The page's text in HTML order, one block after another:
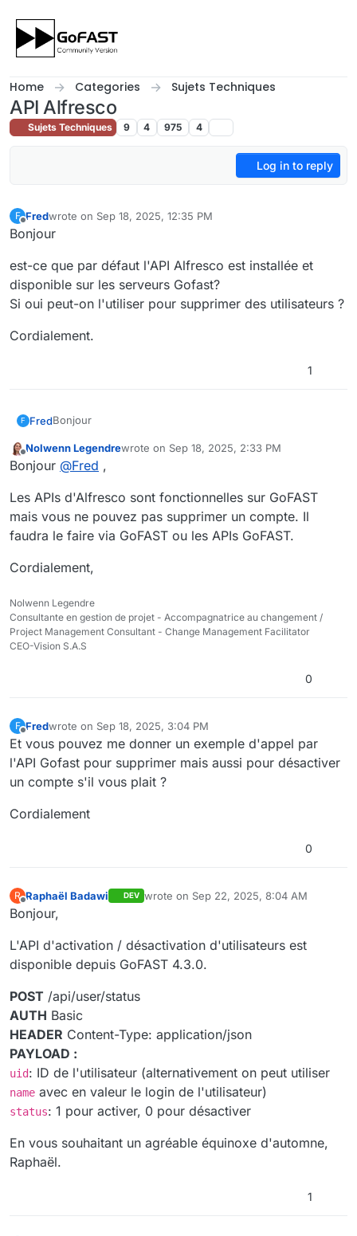
Home Categories Sujets Techniques
API Alfresco
Sujets Techniques 9 4 975 4
Log in to reply
F
Offline
Fredwrote on Sep 18, 2025, 12:35 PM
last edited by FredSep 18, 2025, 2:45 PM
Bonjour
est-ce que par défaut l'API Alfresco est installée et
disponible sur les serveurs Gofast?
Si oui peut-on l'utiliser pour supprimer des utilisateurs ?
Cordialement.
1
F FredBonjour
est-ce que par défaut l'API Alfresco est installée et
disponible sur les serveurs Gofast?
Offline
Nolwenn Legendrewrote on Sep 18, 2025, 2:33 PM
last edited by
Bonjour @Fred ,
Les APIs d'Alfresco sont fonctionnelles sur GoFAST
mais vous ne pouvez pas supprimer un compte. Il
faudra le faire via GoFAST ou les APIs GoFAST.
Cordialement,
Nolwenn Legendre
Consultante en gestion de projet - Accompagnatrice au changement /
Project Management Consultant - Change Management Facilitator
CEO-Vision S.A.S
0
F Fredwrote on Sep 18, 2025, 3:04 PM
last edited by FredSep 18, 2025, 5:19 PM
Et vous pouvez me donner un exemple d'appel par
l'API Gofast pour supprimer mais aussi pour désactiver
un compte s'il vous plait ?
Cordialement
0
R
Offline
Raphaël Badawi DEV wrote on Sep 22, 2025, 8:04 AM
last edited by
Bonjour,
L'API d'activation / désactivation d'utilisateurs est
disponible depuis GoFAST 4.3.0.
POST /api/user/status
AUTH Basic
HEADER Content-Type: application/json
PAYLOAD :
uid: ID de l'utilisateur (alternativement on peut utiliser
name avec en valeur le login de l'utilisateur)
status: 1 pour activer, 0 pour désactiver
En vous souhaitant un agréable équinoxe d'automne,
Raphaël.
1